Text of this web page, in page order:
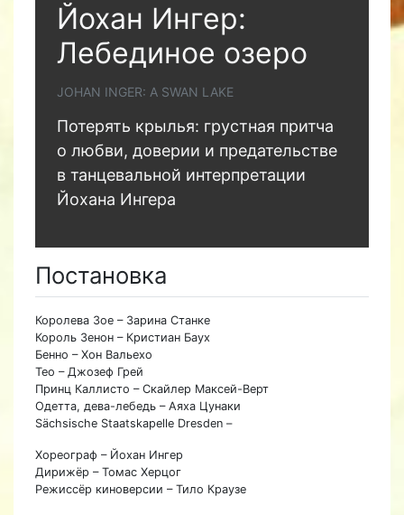
Йохан Ингер:
Лебединое озеро
JOHAN INGER: A SWAN LAKE
Потерять крылья: грустная притча
о любви, доверии и предательстве
в танцевальной интерпретации
Йохана Ингера
Постановка
Королева Зое – Зарина Станке
Король Зенон – Кристиан Баух
Бенно – Хон Вальехо
Тео – Джозеф Грей
Принц Каллисто – Скайлер Максей-Верт
Одетта, дева-лебедь – Аяха Цунаки
Sächsische Staatskapelle Dresden –
Хореограф – Йохан Ингер
Дирижёр – Томас Херцог
Режиссёр киноверсии – Тило Краузе